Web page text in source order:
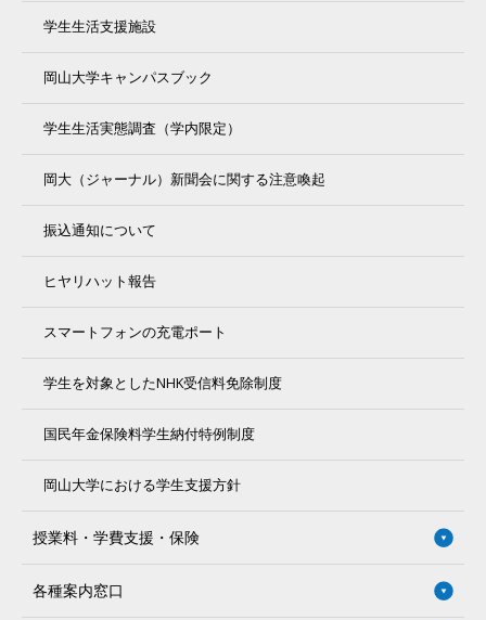
学生生活支援施設
岡山大学キャンパスブック
学生生活実態調査（学内限定）
岡大（ジャーナル）新聞会に関する注意喚起
振込通知について
ヒヤリハット報告
スマートフォンの充電ポート
学生を対象としたNHK受信料免除制度
国民年金保険料学生納付特例制度
岡山大学における学生支援方針
授業料・学費支援・保険
各種案内窓口